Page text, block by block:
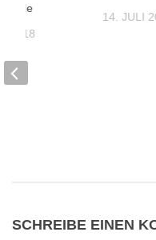
14. JULI
2018
SCHREIBE EINEN